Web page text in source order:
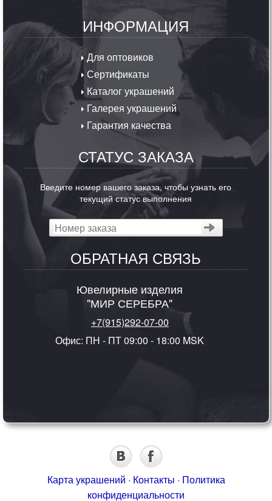
ИНФОРМАЦИЯ
Для оптовиков
Сертификаты
Каталог украшений
Галерея украшений
Гарантия качества
СТАТУС ЗАКАЗА
Введите номер вашего заказа, чтобы узнать его
текущий статус выполнения
ОБРАТНАЯ СВЯЗЬ
Ювелирные изделия
"МИР СЕРЕБРА"
+7(915)292-07-00
Офис: ПН - ПТ 09:00 - 18:00 MSK
Карта украшений · Контакты · Политика
конфиденциальности